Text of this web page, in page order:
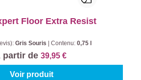
Floor Extra Resist
Gris Souris Contenu: 0,75 l
partir de 39,95 €
Voir produit